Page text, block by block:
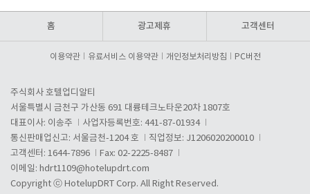
홈 광고제휴 고객센터
이용약관 유료서비스 이용약관 개인정보처리방침 PC버전
주식회사 호텔업디알티
서울특별시 금천구 가산동 691 대륭테크노타운20차 1807호
대표이사: 이송주
사업자등록번호: 441-87-01934
통신판매업신고: 서울금천-1204 호
직업정보: J1206020200010
고객센터: 1644-7896
Fax: 02-2225-8487
이메일: hdrt1109@hotelupdrt.com
Copyright ⓒ HotelupDRT Corp. All Right Reserved.